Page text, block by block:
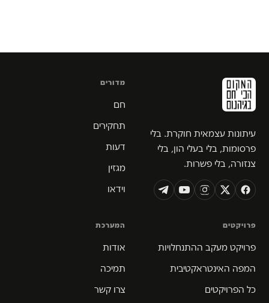
עיתונות עצמאית חוקרת. בלי
פרסומות, בלי בעלי הון, בלי
צנזורה, בלי פשרות.
מדורים
חם
תחקירים
דעות
מגזין
וידאו
פרויקטים
פרויקט מעקב ההתנחלויות
המפה האינטראקטיבית
כל הפרויקטים
המערכת
אודות
תמיכה
צרו קשר